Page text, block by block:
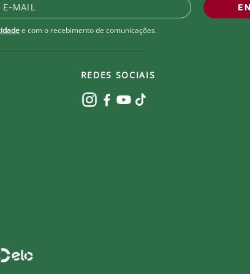
e com o recebimento de comunicações.
REDES SOCIAIS